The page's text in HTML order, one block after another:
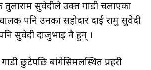
तुलाराम सुवेदीले उक्त गाडी चलाएका
पनि उनका सहोदार दाई रामु सुवेदी
सुवेदी दाजुभाइ नै हुन् ।
छुटेपछि बांगेसिमलस्थित प्रहरी